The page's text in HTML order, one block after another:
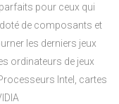
pour ceux qui
de composants et
les derniers jeux
ordinateurs de jeux
Intel, cartes